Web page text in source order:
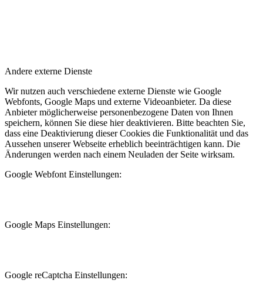
Andere externe Dienste
Wir nutzen auch verschiedene externe Dienste wie Google
Webfonts, Google Maps und externe Videoanbieter. Da diese
Anbieter möglicherweise personenbezogene Daten von Ihnen
speichern, können Sie diese hier deaktivieren. Bitte beachten Sie,
dass eine Deaktivierung dieser Cookies die Funktionalität und das
Aussehen unserer Webseite erheblich beeinträchtigen kann. Die
Änderungen werden nach einem Neuladen der Seite wirksam.
Google Webfont Einstellungen:
Google Maps Einstellungen:
Google reCaptcha Einstellungen: